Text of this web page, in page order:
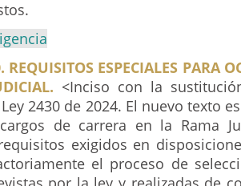
ESPECIALES PARA
<Inciso con la
2430 de 2024. El nuevo texto
de carrera en la Rama
exigidos en
el proceso de